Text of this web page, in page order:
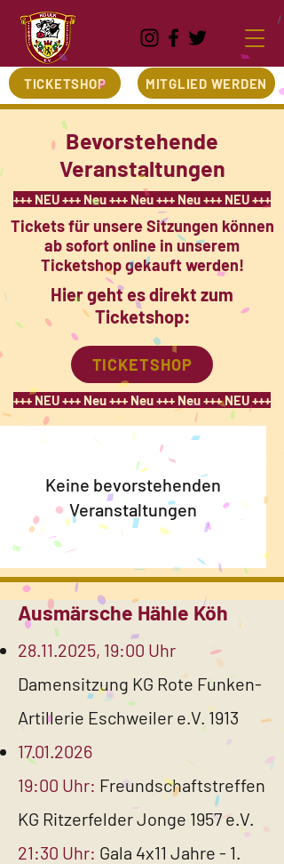
TICKETSHOP MITGLIED WERDEN
Bevorstehende
Veranstaltungen
+++ NEU +++ Neu +++ Neu +++ Neu +++ NEU +++
Tickets für unsere Sitzungen können
ab sofort online in unserem
Ticketshop gekauft werden!
Hier geht es direkt zum
Ticketshop:
TICKETSHOP
+++ NEU +++ Neu +++ Neu +++ Neu +++ NEU +++
Keine bevorstehenden
Veranstaltungen
Ausmärsche Hähle Köh
28.11.2025, 19:00 Uhr
Damensitzung KG Rote Funken-
Artillerie Eschweiler e.V. 1913
17.01.2026
19:00 Uhr: Freundschaftstreffen
KG Ritzerfelder Jonge 1957 e.V.
21:30 Uhr: Gala 4x11 Jahre - 1.